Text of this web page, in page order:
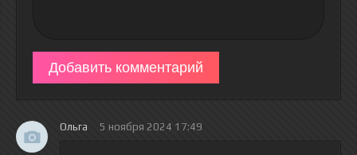
Добавить комментарий
Ольга 5 ноября 2024 17:49